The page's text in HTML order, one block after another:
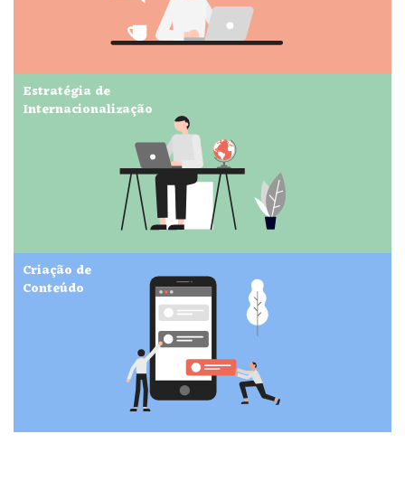
Estratégia de
Internacionalização
Criação de
Conteúdo